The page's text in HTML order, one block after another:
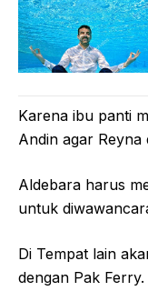
Karena ibu panti
Andin agar Reyna
Aldebara harus
untuk
Di Tempat lain
dengan Pak Ferry.